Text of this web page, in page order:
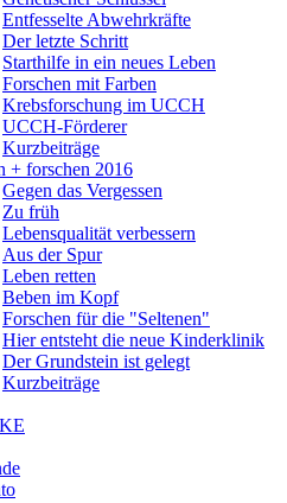
Entfesselte Abwehrkräfte
Der letzte Schritt
Starthilfe in ein neues Leben
Forschen mit Farben
Krebsforschung im UCCH
UCCH-Förderer
Kurzbeiträge
+ forschen 2016
Gegen das Vergessen
Zu früh
Lebensqualität verbessern
Aus der Spur
Leben retten
Beben im Kopf
Forschen für die "Seltenen"
Hier entsteht die neue Kinderklinik
Der Grundstein ist gelegt
Kurzbeiträge